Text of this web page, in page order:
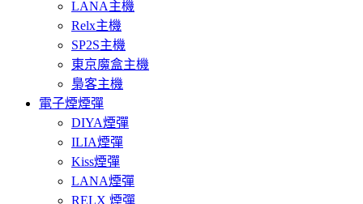
LANA主機
Relx主機
SP2S主機
東京魔盒主機
梟客主機
電子煙煙彈
DIYA煙彈
ILIA煙彈
Kiss煙彈
LANA煙彈
RELX 煙彈